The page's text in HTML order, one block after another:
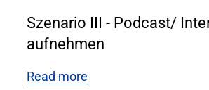
Szenario III - Podcast/
aufnehmen
Read more